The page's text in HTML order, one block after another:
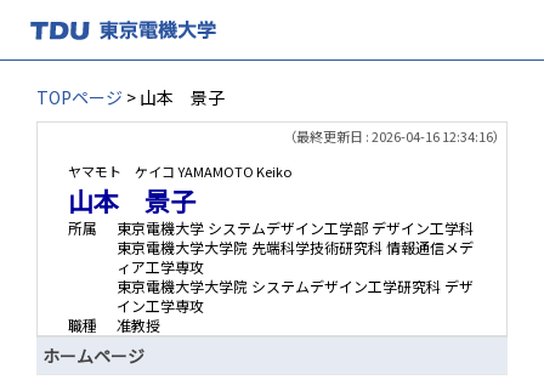
TOPページ > 山本 景子
（最終更新日 : 2026-04-16 12:34:16）
ヤマモト ケイコ YAMAMOTO Keiko
山本 景子
所属
東京電機大学 システムデザイン工学部 デザイン工学科
東京電機大学大学院 先端科学技術研究科 情報通信メデ
ィア工学専攻
東京電機大学大学院 システムデザイン工学研究科 デザ
イン工学専攻
職種
准教授
ホームページ